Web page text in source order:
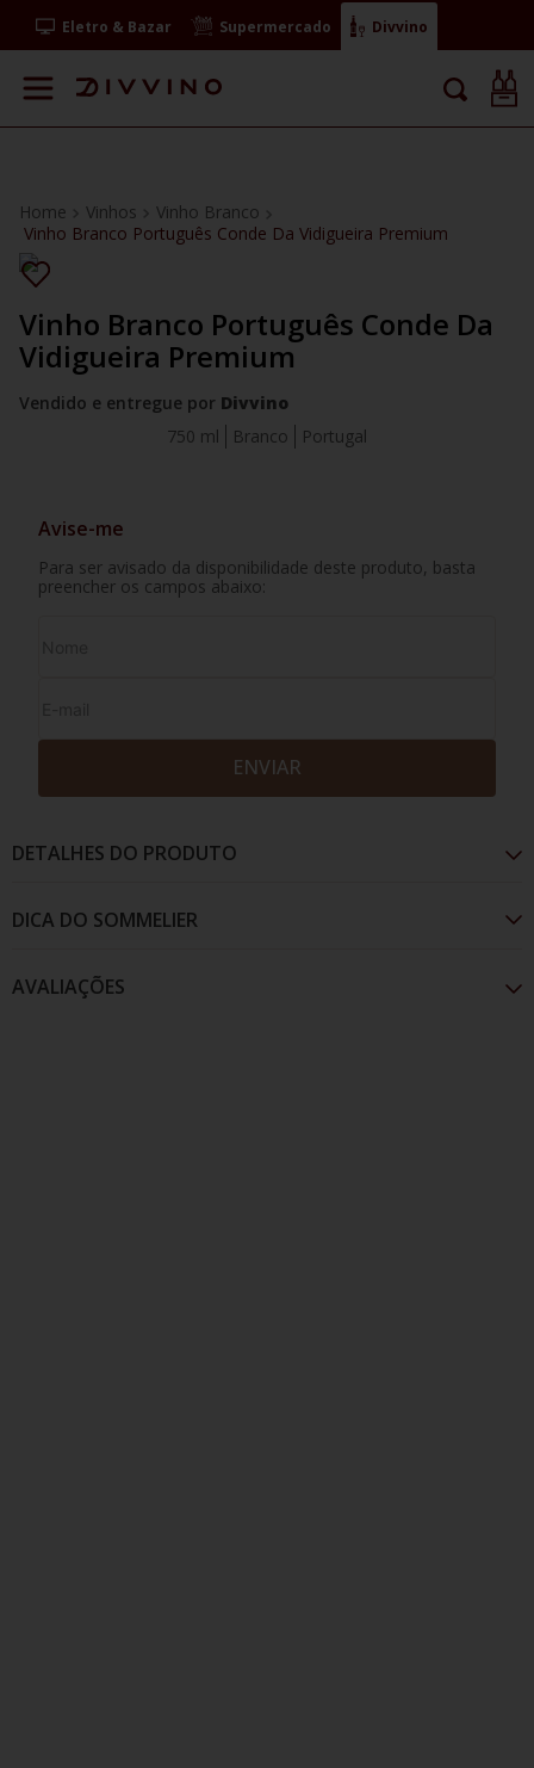
Eletro & Bazar Supermercado Divvino
Vinhos
Vinho Branco
Vinho Branco Português Conde Da Vidigueira Premium
Vinho Branco Português Conde Da
Vidigueira Premium
Vendido e entregue por Divvino
Branco
Portugal
750 ml
Avise-me
Para ser avisado da disponibilidade deste produto, basta
preencher os campos abaixo:
ENVIAR
DETALHES DO PRODUTO
Apresenta cor cítrica, no nariz expressivo a fruta
AVALIAÇÕES